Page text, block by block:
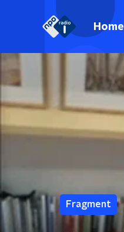
Home
Fragment